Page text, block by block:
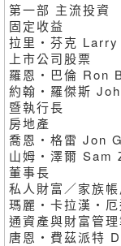
第一部 主流投資
固定收益
拉里・芬克
上市公司股票
羅恩・巴倫 Ron
約翰・羅傑斯
暨執行長
房地產
喬恩・格雷 Jon
山姆・澤爾 Sam
董事長
私人財富／家族帳
瑪麗・卡拉漢・
通資產與財富管
唐恩・費茲派特